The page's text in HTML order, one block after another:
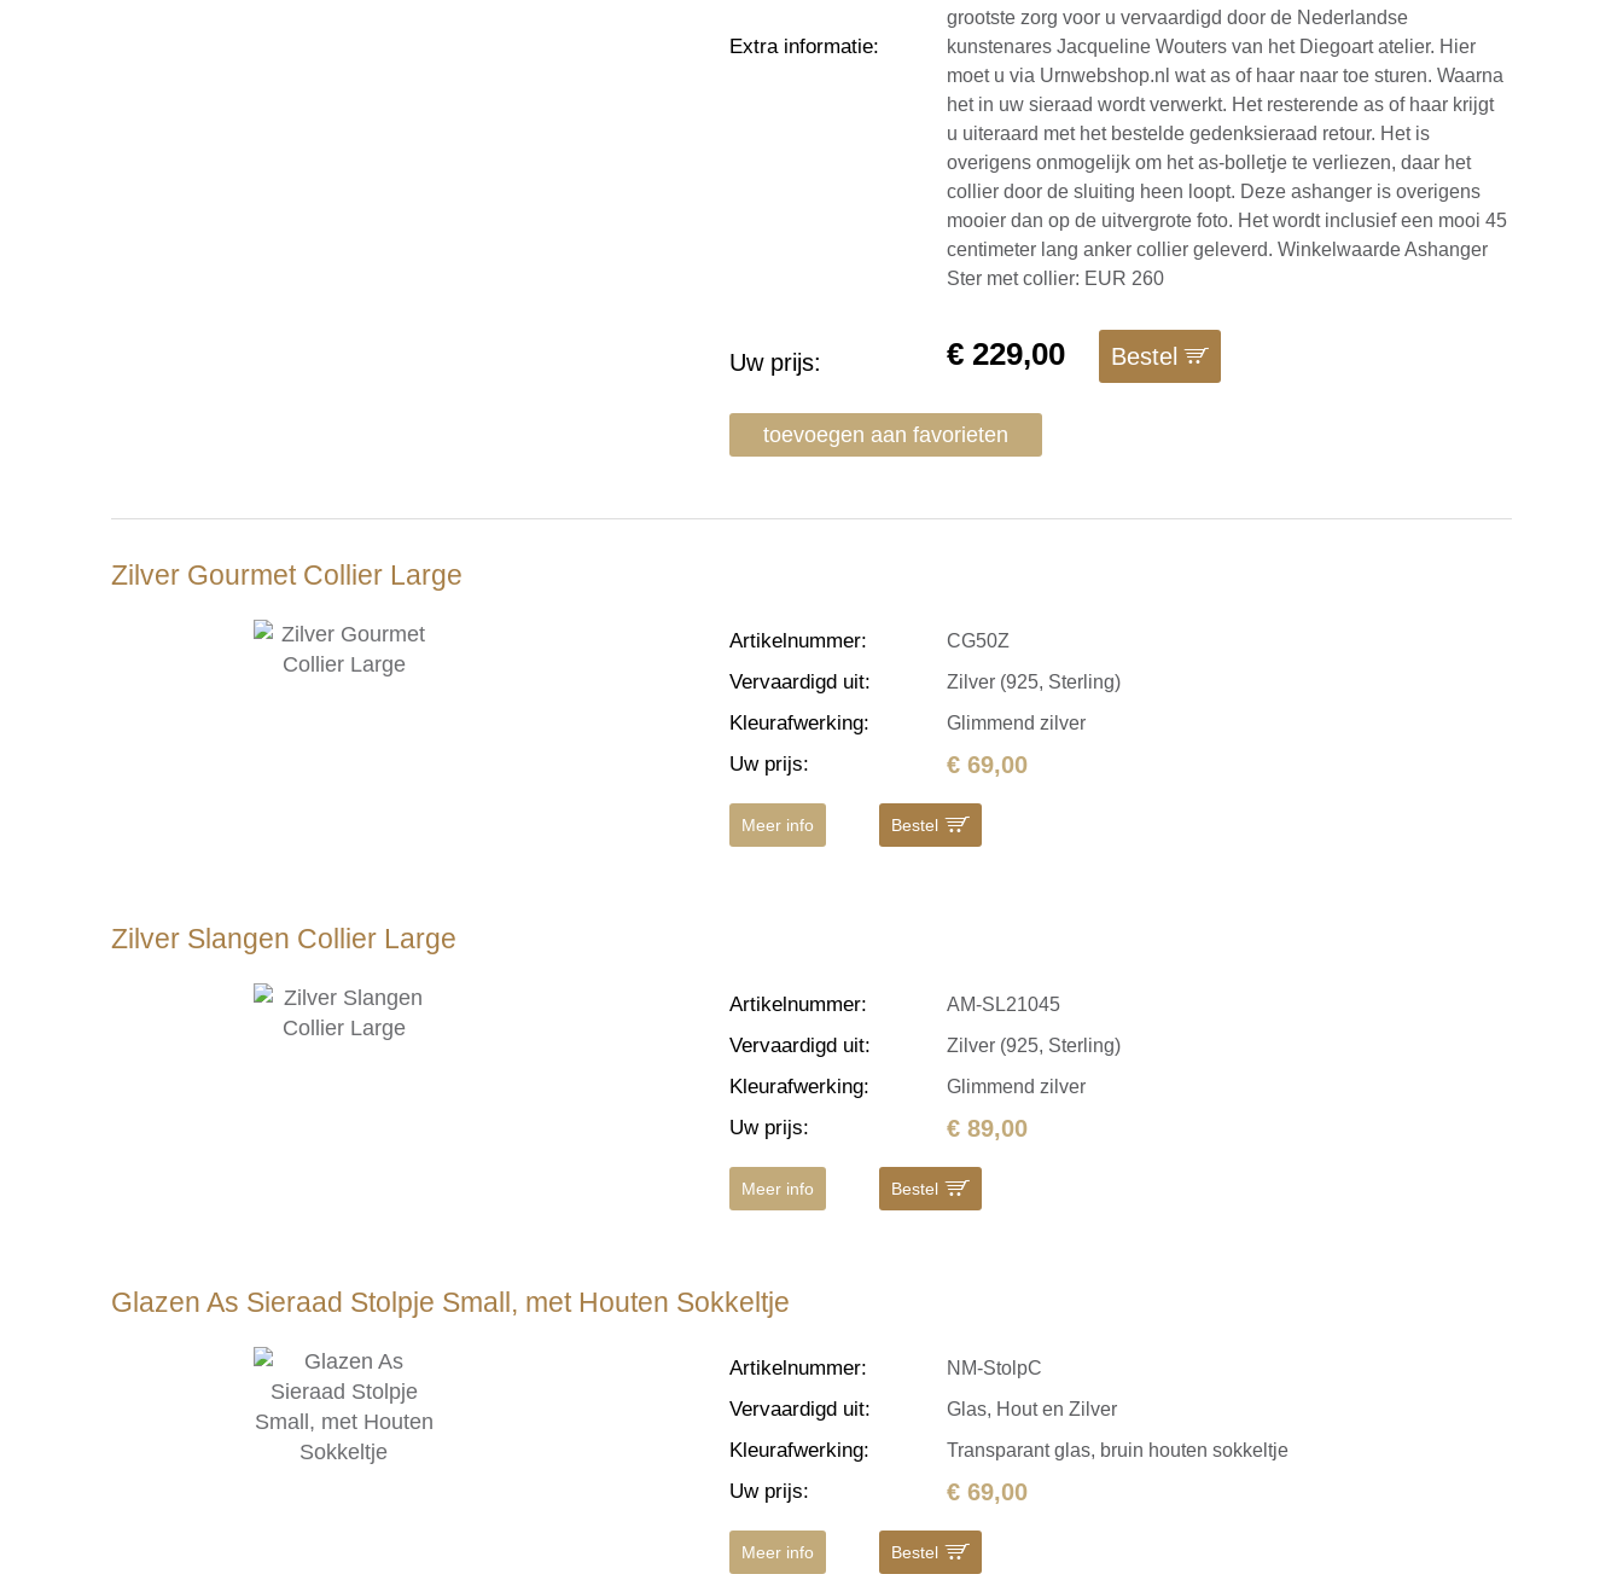
Extra informatie:
grootste zorg voor u vervaardigd door de Nederlandse
kunstenares Jacqueline Wouters van het Diegoart atelier. Hier
moet u via Urnwebshop.nl wat as of haar naar toe sturen. Waarna
het in uw sieraad wordt verwerkt. Het resterende as of haar krijgt
u uiteraard met het bestelde gedenksieraad retour. Het is
overigens onmogelijk om het as-bolletje te verliezen, daar het
collier door de sluiting heen loopt. Deze ashanger is overigens
mooier dan op de uitvergrote foto. Het wordt inclusief een mooi 45
centimeter lang anker collier geleverd. Winkelwaarde Ashanger
Ster met collier: EUR 260
Uw prijs: €229,00 Bestel
toevoegen aan favorieten
Zilver Gourmet Collier Large
Artikelnummer: CG50Z
Vervaardigd uit: Zilver (925, Sterling)
Kleurafwerking: Glimmend zilver
Uw prijs: € 69,00
Meer info Bestel
Zilver Slangen Collier Large
Artikelnummer: AM-SL21045
Vervaardigd uit: Zilver (925, Sterling)
Kleurafwerking: Glimmend zilver
Uw prijs: € 89,00
Meer info Bestel
Glazen As Sieraad Stolpje Small, met Houten Sokkeltje
Artikelnummer: NM-StolpC
Vervaardigd uit: Glas, Hout en Zilver
Kleurafwerking: Transparant glas, bruin houten sokkeltje
Uw prijs: € 69,00
Meer info Bestel